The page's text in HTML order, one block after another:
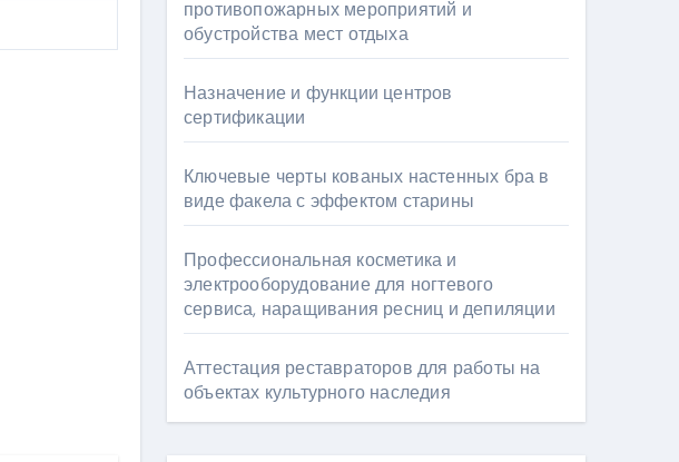
противопожарных мероприятий и
обустройства мест отдыха
Назначение и функции центров
сертификации
Ключевые черты кованых настенных бра в
виде факела с эффектом старины
Профессиональная косметика и
электрооборудование для ногтевого
сервиса, наращивания ресниц и депиляции
Аттестация реставраторов для работы на
объектах культурного наследия